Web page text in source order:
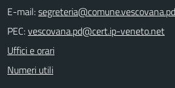
E-mail:
PEC:
Uffici e orari
Numeri utili